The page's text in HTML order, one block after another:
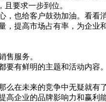
要求一步到位。
给客户鼓劲加油。看看
提高市场占有率，为企业
服务。
有鲜明的主题和活动内容
未来的竞争中无疑就有
高企业的品牌影响力和赢利